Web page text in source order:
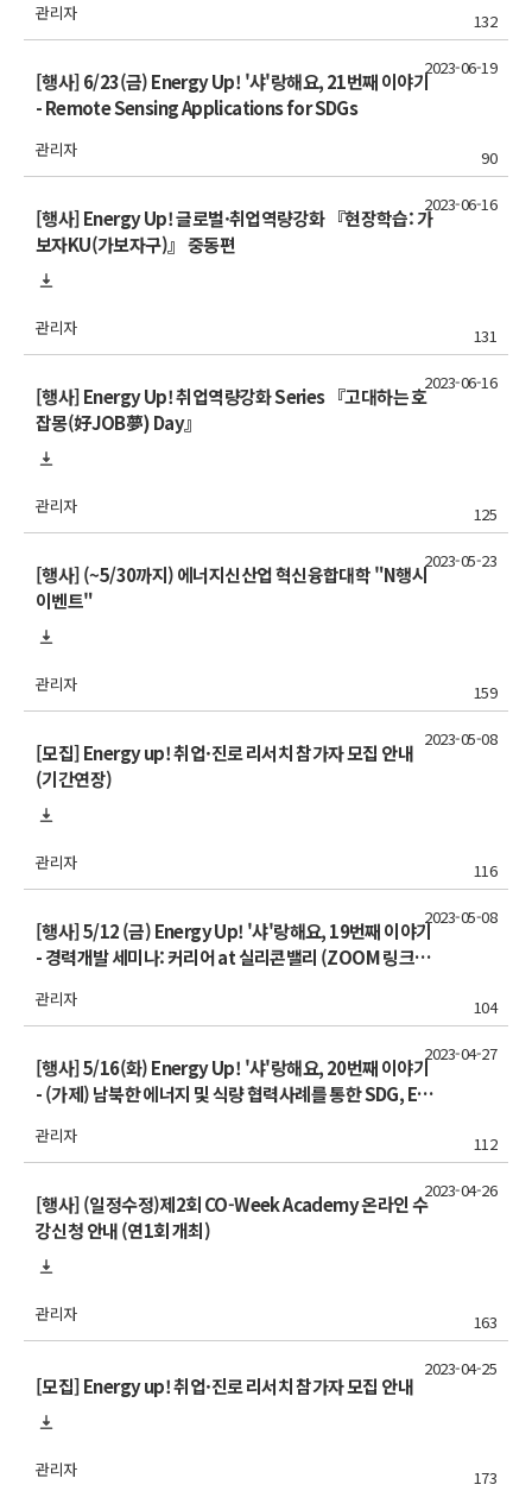
관리자 132
[행사] 6/23(금) Energy Up! '샤'랑해요, 21번째 이야기
- Remote Sensing Applications for SDGs
관리자 90
2023-06-19
[행사] Energy Up! 글로벌·취업역량강화 『현장학습: 가
보자KU(가보자구)』 중동편
관리자 131
2023-06-16
[행사] Energy Up! 취업역량강화 Series 『고대하는 호
잡몽(好JOB夢) Day』
관리자 125
2023-06-16
[행사] (~5/30까지) 에너지신산업 혁신융합대학 "N행시
이벤트"
관리자 159
2023-05-23
[모집] Energy up! 취업·진로 리서치 참가자 모집 안내
(기간연장)
관리자 116
2023-05-08
[행사] 5/12 (금) Energy Up! '샤'랑해요, 19번째 이야기
- 경력개발 세미나: 커리어 at 실리콘밸리 (ZOOM 링크수
관리자 104
2023-05-08
[행사] 5/16(화) Energy Up! '샤'랑해요, 20번째 이야기
- (가제) 남북한 에너지 및 식량 협력사례를 통한 SDG, ES
관리자 112
2023-04-27
[행사] (일정수정)제2회 CO-Week Academy 온라인 수
강신청 안내 (연1회 개최)
관리자 163
2023-04-26
[모집] Energy up! 취업·진로 리서치 참가자 모집 안내
관리자 173
2023-04-25